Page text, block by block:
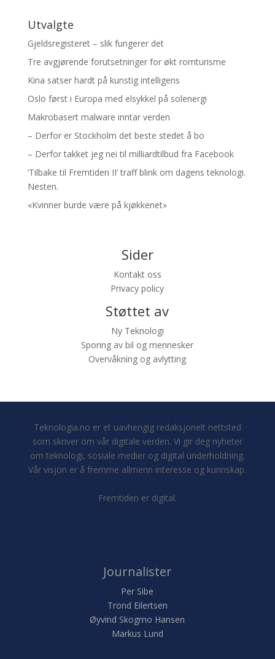
Utvalgte
Gjeldsregisteret – slik fungerer det
Tre avgjørende forutsetninger for økt romturisme
Kina satser hardt på kunstig intelligens
Oslo først i Europa med elsykkel på solenergi
Makrobasert malware inntar verden
– Derfor er Stockholm det beste stedet å bo
– Derfor takket jeg nei til milliardtilbud fra Facebook
’Tilbake til Fremtiden II’ traff blink om dagens teknologi.
Nesten.
«Kvinner burde være på kjøkkenet»
Sider
Kontakt oss
Privacy policy
Støttet av
Ny Teknologi
Sporing av bil og mennesker
Overvåkning og avlytting
Teknologia.no er et uavhengig redaksjonelt nettsted
som skriver om vår digitale verden. Vi gir deg nyheter
om teknologi, sosiale medier og digital underholdning.
Vår visjon er å fremme allmenn interesse og kunnskap.
Fremtiden er digital.
Journalister
Per Sibe
Trond Eilertsen
Øyvind Skogmo Hansen
Markus Lund